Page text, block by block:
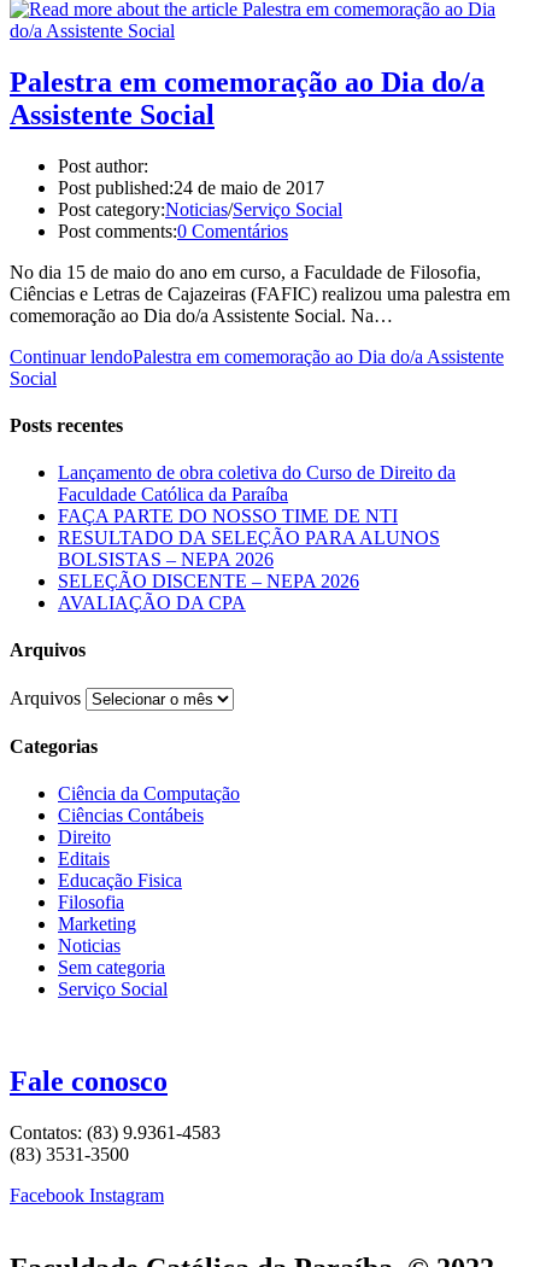
Palestra em comemoração ao Dia do/a
Assistente Social
Post author:
Post published:24 de maio de 2017
Post category:Noticias/Serviço Social
Post comments:0 Comentários
No dia 15 de maio do ano em curso, a Faculdade de Filosofia,
Ciências e Letras de Cajazeiras (FAFIC) realizou uma palestra em
comemoração ao Dia do/a Assistente Social. Na…
Continuar lendoPalestra em comemoração ao Dia do/a Assistente
Social
Posts recentes
Lançamento de obra coletiva do Curso de Direito da
Faculdade Católica da Paraíba
FAÇA PARTE DO NOSSO TIME DE NTI
RESULTADO DA SELEÇÃO PARA ALUNOS
BOLSISTAS – NEPA 2026
SELEÇÃO DISCENTE – NEPA 2026
AVALIAÇÃO DA CPA
Arquivos
Arquivos
Categorias
Ciência da Computação
Ciências Contábeis
Direito
Editais
Educação Fisica
Filosofia
Marketing
Noticias
Sem categoria
Serviço Social
Fale conosco
Contatos: (83) 9.9361-4583
(83) 3531-3500
Facebook Instagram